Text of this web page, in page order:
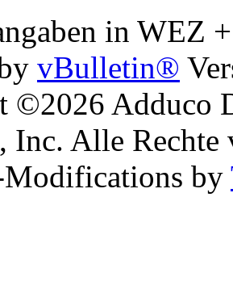
in WEZ
vBulletin®
©2026 Adduco
Inc. Alle Rechte
Modifications by